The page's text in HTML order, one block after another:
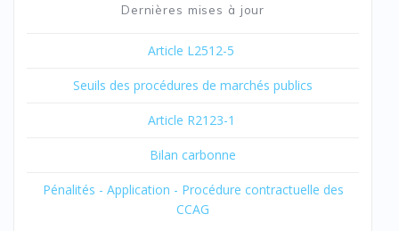
Dernières mises à jour
Article L2512-5
Seuils des procédures de marchés publics
Article R2123-1
Bilan carbonne
Pénalités - Application - Procédure contractuelle des
CCAG